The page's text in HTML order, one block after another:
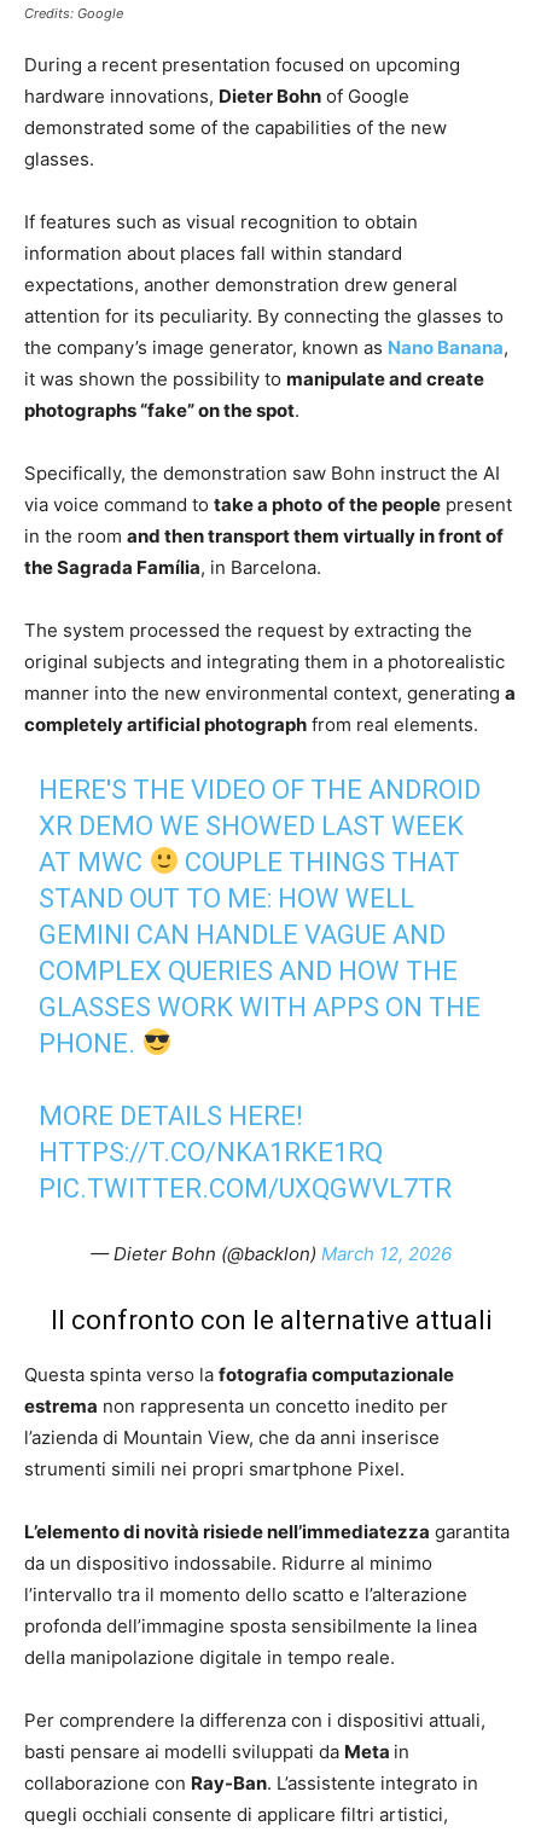
Credits: Google
During a recent presentation focused on upcoming
hardware innovations, Dieter Bohn of Google
demonstrated some of the capabilities of the new
glasses.
If features such as visual recognition to obtain
information about places fall within standard
expectations, another demonstration drew general
attention for its peculiarity. By connecting the glasses to
the company’s image generator, known as Nano Banana,
it was shown the possibility to manipulate and create
photographs “fake” on the spot.
Specifically, the demonstration saw Bohn instruct the AI
via voice command to take a photo of the people present
in the room and then transport them virtually in front of
the Sagrada Família, in Barcelona.
The system processed the request by extracting the
original subjects and integrating them in a photorealistic
manner into the new environmental context, generating a
completely artificial photograph from real elements.
HERE'S THE VIDEO OF THE ANDROID
XR DEMO WE SHOWED LAST WEEK
AT MWC
COUPLE THINGS THAT
STAND OUT TO ME: HOW WELL
GEMINI CAN HANDLE VAGUE AND
COMPLEX QUERIES AND HOW THE
GLASSES WORK WITH APPS ON THE
PHONE.
MORE DETAILS HERE!
HTTPS://T.CO/NKA1RKE1RQ
PIC.TWITTER.COM/UXQGWVL7TR
— Dieter Bohn (@backlon) March 12, 2026
Il confronto con le alternative attuali
Questa spinta verso la fotografia computazionale
estrema non rappresenta un concetto inedito per
l’azienda di Mountain View, che da anni inserisce
strumenti simili nei propri smartphone Pixel.
L’elemento di novità risiede nell’immediatezza garantita
da un dispositivo indossabile. Ridurre al minimo
l’intervallo tra il momento dello scatto e l’alterazione
profonda dell’immagine sposta sensibilmente la linea
della manipolazione digitale in tempo reale.
Per comprendere la differenza con i dispositivi attuali,
basti pensare ai modelli sviluppati da Meta in
collaborazione con Ray-Ban. L’assistente integrato in
quegli occhiali consente di applicare filtri artistici,